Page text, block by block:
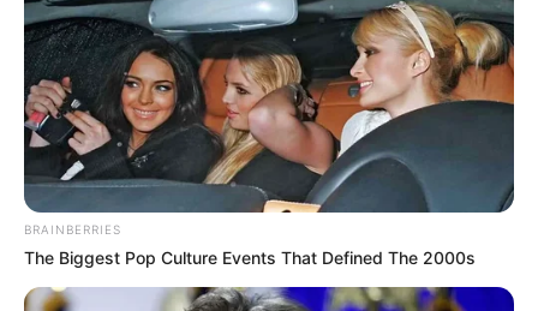
BRAINBERRIES
The Biggest Pop Culture Events That Defined The 2000s